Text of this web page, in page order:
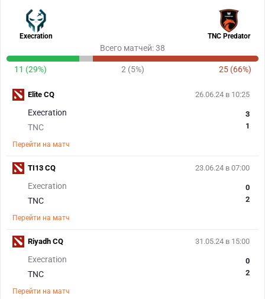
Execration TNC Predator
Всего матчей: 38
11 (29%) 2 (5%) 25 (66%)
26.06.24 в 10:25
Execration
TNC
3
1
Перейти на матч
Elite CQ
23.06.24 в 07:00
Execration
TNC
0
2
Перейти на матч
TI13 CQ
31.05.24 в 15:00
Execration
TNC
0
2
Перейти на матч
Riyadh CQ